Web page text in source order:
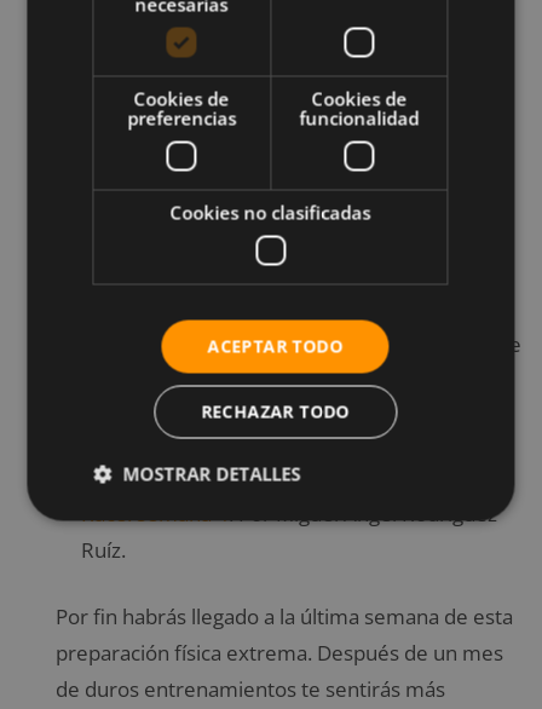
una mayor intensidad. Te ofrecemos también
vídeos explicativos de algunos de ellos.
Entrenamiento de 4 semanas para Spartan
Race: semana 3
. Por Miguel Ángel Rodríguez
En esta tercera semana de este plan de
seguirás aumentando la cantidad y la dificultad de
los ejercicios para afrontar con garantías la
competición.
Entrenamiento de 4 semanas para Spartan
. Por Miguel Ángel Rodríguez
Ruíz.
Por fin habrás llegado a la última semana de esta
preparación física extrema. Después de un mes
de duros entrenamientos te sentirás más
Cookies de
preferencias
Cookies de
funcionalidad
Cookies no clasificadas
ACEPTAR TODO
RECHAZAR TODO
MOSTRAR DETALLES